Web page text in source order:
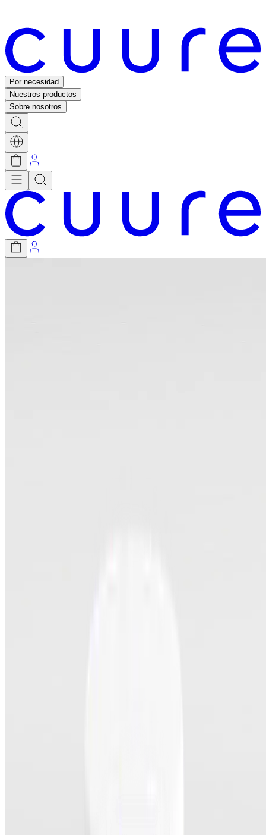
Por necesidad
Nuestros productos
Sobre nosotros